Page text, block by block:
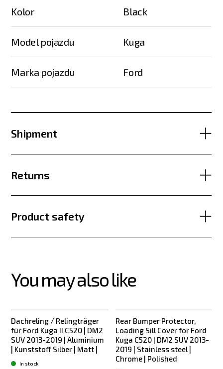
Kolor Black
Model pojazdu Kuga
Marka pojazdu Ford
Shipment
Returns
Product safety
You may also like
Dachreling / Relingträger
für Ford Kuga II C520 | DM2
SUV 2013-2019 | Aluminium
| Kunststoff Silber | Matt |
In stock
Rear Bumper Protector,
Loading Sill Cover for Ford
Kuga C520 | DM2 SUV 2013-
2019 | Stainless steel |
Chrome | Polished